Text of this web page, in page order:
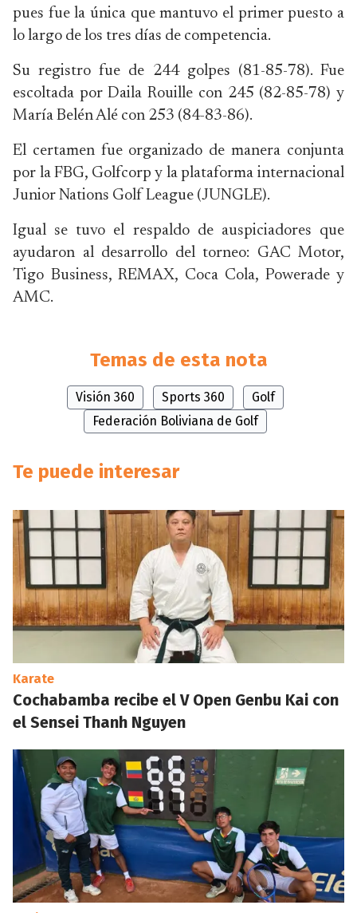
pues fue la única que mantuvo el primer puesto a
lo largo de los tres días de competencia.
Su registro fue de 244 golpes (81-85-78). Fue
escoltada por Daila Rouille con 245 (82-85-78) y
María Belén Alé con 253 (84-83-86).
El certamen fue organizado de manera conjunta
por la FBG, Golfcorp y la plataforma internacional
Junior Nations Golf League (JUNGLE).
Igual se tuvo el respaldo de auspiciadores que
ayudaron al desarrollo del torneo: GAC Motor,
Tigo Business, REMAX, Coca Cola, Powerade y
AMC.
Temas de esta nota
Visión 360 Sports 360
Golf
Federación Boliviana de Golf
Te puede interesar
Karate
Cochabamba recibe el V Open Genbu Kai con
el Sensei Thanh Nguyen